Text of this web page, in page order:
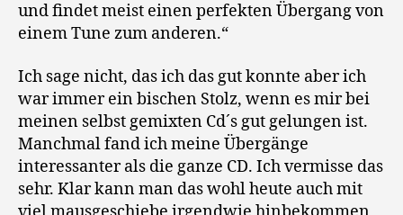
und findet meist einen perfekten Übergang von
einem Tune zum anderen.“
Ich sage nicht, das ich das gut konnte aber ich
war immer ein bischen Stolz, wenn es mir bei
meinen selbst gemixten Cd´s gut gelungen ist.
Manchmal fand ich meine Übergänge
interessanter als die ganze CD. Ich vermisse das
sehr. Klar kann man das wohl heute auch mit